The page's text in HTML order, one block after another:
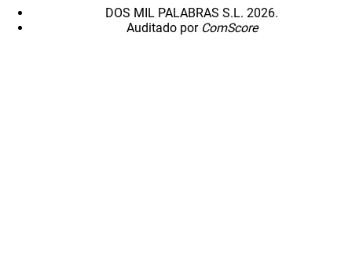
DOS MIL PALABRAS S.L. 2026.
Auditado por ComScore